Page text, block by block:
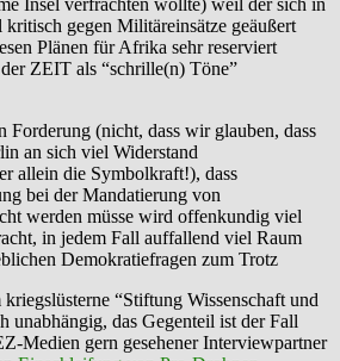
gegen Militäreinsätze geäußert
Plänen für Afrika sehr reserviert
ZEIT als “schrille(n) Töne”
Forderung (nicht, dass wir glauben, dass
an sich viel Widerstand
allein die Symbolkraft!), dass
bei der Mandatierung von
werden müsse wird offenkundig viel
in jedem Fall auffallend viel Raum
Demokratiefragen zum Trotz
“Stiftung Wissenschaft und
unabhängig, das Gegenteil ist der Fall
Medien gern gesehener Interviewpartner